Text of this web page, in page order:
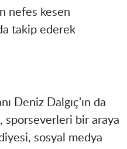
nefes kesen
takip ederek
Deniz Dalgıç'ın da
bir araya
sosyal medya